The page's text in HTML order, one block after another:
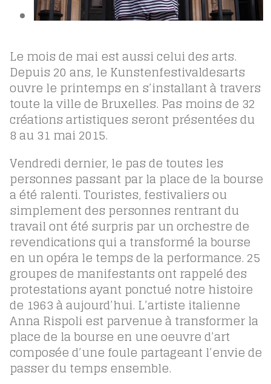
Le mois de mai est aussi celui des arts.
Depuis 20 ans, le Kunstenfestivaldesarts
ouvre le printemps en s’installant à travers
toute la ville de Bruxelles. Pas moins de 32
créations artistiques seront présentées du
8 au 31 mai 2015.
Vendredi dernier, le pas de toutes les
personnes passant par la place de la bourse
a été ralenti. Touristes, festivaliers ou
simplement des personnes rentrant du
travail ont été surpris par un orchestre de
revendications qui a transformé la bourse
en un opéra le temps de la performance. 25
groupes de manifestants ont rappelé des
protestations ayant ponctué notre histoire
de 1963 à aujourd’hui. L’artiste italienne
Anna Rispoli est parvenue à transformer la
place de la bourse en une oeuvre d’art
composée d’une foule partageant l’envie de
passer du temps ensemble.